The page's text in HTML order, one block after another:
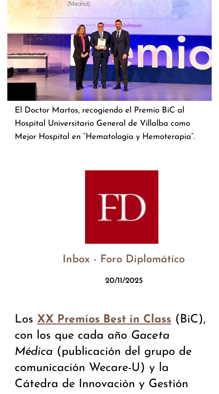
El Doctor Martos, recogiendo el Premio BiC al
Hospital Universitario General de Villalba como
Mejor Hospital en “Hematología y Hemoterapia”.
Inbox - Foro Diplomático
20/11/2025
Los XX Premios Best in Class (BiC),
con los que cada año Gaceta
Médica (publicación del grupo de
comunicación Wecare-U) y la
Cátedra de Innovación y Gestión